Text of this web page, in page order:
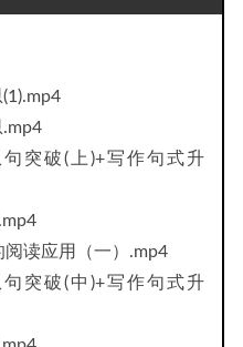
.mp4
突破(上)+写作句式升
读应用（一）.mp4
突破(中)+写作句式升